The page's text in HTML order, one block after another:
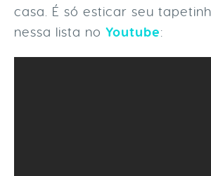
casa. É só esticar seu
nessa lista no Youtube: